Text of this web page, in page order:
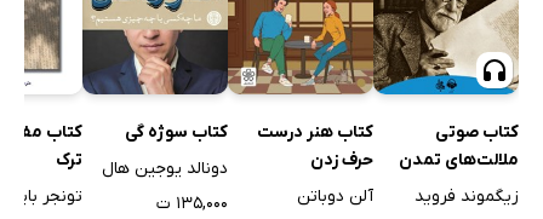
کتاب صوتی
ملالت‌های تمدن
زیگموند فروید
کتاب هنر درست
حرف زدن
آلن دوباتن
کتاب سوژه گی
دونالد یوجین هال
۱۳۵,۰۰۰ ت
کتاب
ترک
تونجر بایقرا